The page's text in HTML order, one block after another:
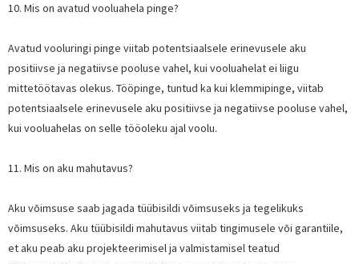
10. Mis on avatud vooluahela pinge?
Avatud vooluringi pinge viitab potentsiaalsele erinevusele aku
positiivse ja negatiivse pooluse vahel, kui vooluahelat ei liigu
mittetöötavas olekus. Tööpinge, tuntud ka kui klemmipinge, viitab
potentsiaalsele erinevusele aku positiivse ja negatiivse pooluse vahel,
kui vooluahelas on selle tööoleku ajal voolu.
11. Mis on aku mahutavus?
Aku võimsuse saab jagada tüübisildi võimsuseks ja tegelikuks
võimsuseks. Aku tüübisildi mahutavus viitab tingimusele või garantiile,
et aku peab aku projekteerimisel ja valmistamisel teatud